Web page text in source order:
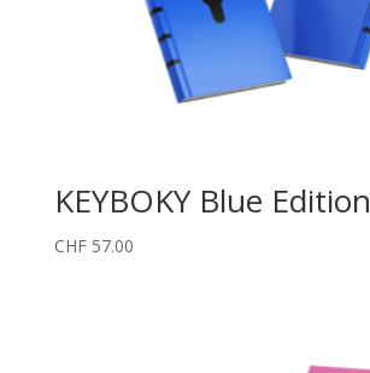
KEYBOKY Blue Edition
CHF57.00